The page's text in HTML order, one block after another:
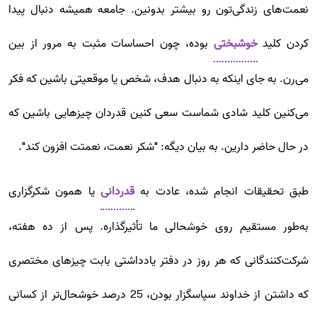
نعمت‌های زندگی‌تون رو بیشتر بدونین. جامعه همیشه دنبال پیدا
کردن کلیدخوشبختی بوده، چون احساسات مثبت به مرور از بین
می‌رن. به جای اینکه به دنبال هدف، شخص یا موقعیتی باشین که فکر
می‌کنین کلید شادی شماست سعی کنین قدردان چیزهایی باشین که
در حال حاضر دارین. به بیان دیگه: "شکر نعمت، نعمتت افزون کند".
طبق تحقیقات انجام شده، عادت به قدردانی یا همون شکرگزاری
به‌طور مستقیم روی خوشحالی ما تأثیرگذاره. پس از ده هفته،
شرکت‌کنندگانی که هر روز در دفتر یادداشتی بابت چیزهای مختصری
که داشتن از خداوند سپاسگزار بودن، 25 درصد خوشحال‌تر از کسانی